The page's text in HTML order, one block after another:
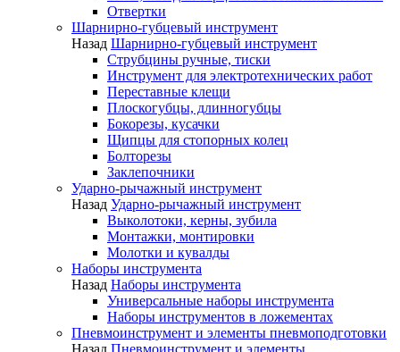
Отвертки
Шарнирно-губцевый инструмент
Назад Шарнирно-губцевый инструмент
Струбцины ручные, тиски
Инструмент для электротехнических работ
Переставные клещи
Плоскогубцы, длинногубцы
Бокорезы, кусачки
Щипцы для стопорных колец
Болторезы
Заклепочники
Ударно-рычажный инструмент
Назад Ударно-рычажный инструмент
Выколотоки, керны, зубила
Монтажки, монтировки
Молотки и кувалды
Наборы инструмента
Назад Наборы инструмента
Универсальные наборы инструмента
Наборы инструментов в ложементах
Пневмоинструмент и элементы пневмоподготовки
Назад Пневмоинструмент и элементы